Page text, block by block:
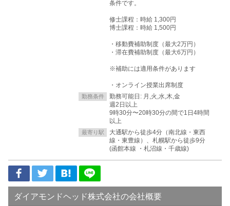
条件です。
修士課程：時給 1,300円
博士課程：時給 1,500円
・移動費補助制度（最大2万円）
・滞在費補助制度（最大6万円）
※補助には適用条件があります
・オンライン授業出席制度
勤務条件
勤務可能日: 月,火,水,木,金
週2日以上
9時30分〜20時30分の間で1日4時間
以上
最寄り駅
大通駅から徒歩4分（南北線・東西
線・東豊線）、札幌駅から徒歩9分
(函館本線 ・札沼線・千歳線)
ダイアモンドヘッド株式会社の会社概要